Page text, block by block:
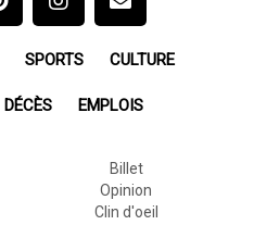
SPORTS CULTURE
DÉCÈS EMPLOIS
Billet
Opinion
Clin d'oeil